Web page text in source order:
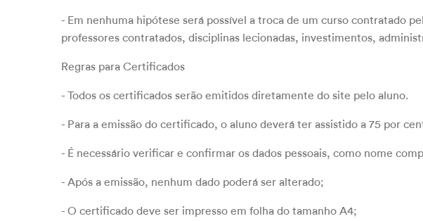
- Em nenhuma hipótese será possível a troca de um curso contratado
professores contratados, disciplinas lecionadas, investimentos,
Regras para Certificados
- Todos os certificados serão emitidos diretamente do site pelo aluno.
- Para a emissão do certificado, o aluno deverá ter assistido a 75 por
- É necessário verificar e confirmar os dados pessoais, como nome
- Após a emissão, nenhum dado poderá ser alterado;
- O certificado deve ser impresso em folha do tamanho A4;